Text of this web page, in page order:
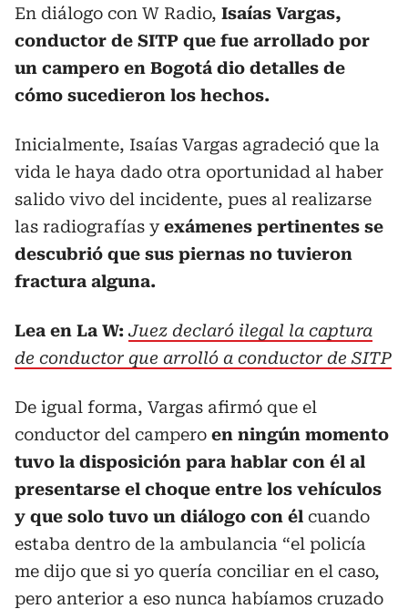
En diálogo con W Radio, Isaías Vargas,
conductor de SITP que fue arrollado por
un campero en Bogotá dio detalles de
cómo sucedieron los hechos.
Inicialmente, Isaías Vargas agradeció que la
vida le haya dado otra oportunidad al haber
salido vivo del incidente, pues al realizarse
las radiografías yexámenes pertinentes se
descubrió que sus piernas no tuvieron
fractura alguna.
Lea en La W:Juez declaró ilegal la captura
de conductor que arrolló a conductor de SITP
De igual forma, Vargas afirmó que el
conductor del campero en ningún momento
tuvo la disposición para hablar con él al
presentarse el choque entre los vehículos
y que solo tuvo un diálogo con él cuando
estaba dentro de la ambulancia “el policía
me dijo que si yo quería conciliar en el caso,
pero anterior a eso nunca habíamos cruzado